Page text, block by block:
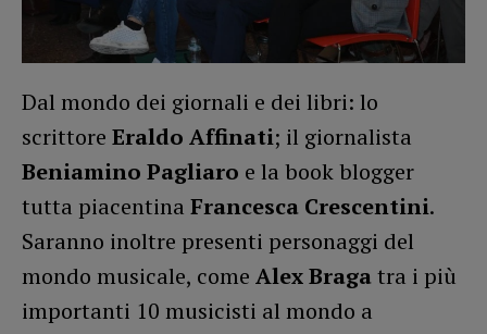
Dal mondo dei giornali e dei libri: lo
scrittore Eraldo Affinati; il giornalista
Beniamino Pagliaro e la book blogger
tutta piacentina Francesca Crescentini.
Saranno inoltre presenti personaggi del
mondo musicale, come Alex Bragatra i più
importanti 10 musicisti al mondo a